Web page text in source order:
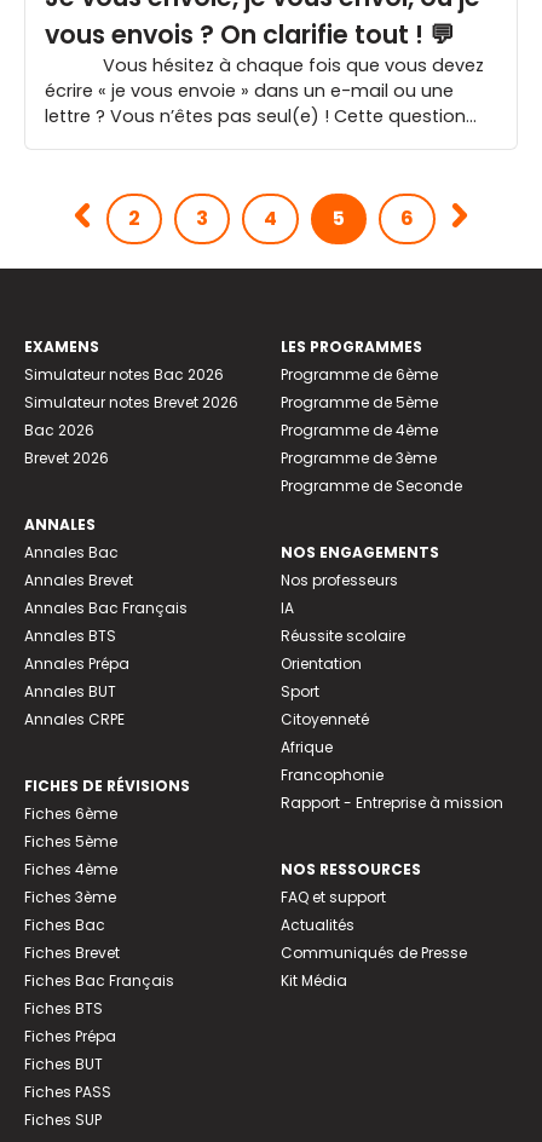
vous envois ? On clarifie tout ! 💬
Vous hésitez à chaque fois que vous devez
écrire « je vous envoie » dans un e-mail ou une
lettre ? Vous n’êtes pas seul(e) ! Cette question
pas, pour que vous ne doutiez plus […]
2 3 4 5 6
EXAMENS
Simulateur notes Bac 2026
Simulateur notes Brevet 2026
Bac 2026
Brevet 2026
ANNALES
Annales Bac
Annales Brevet
Annales Bac Français
Annales BTS
Annales Prépa
Annales BUT
Annales CRPE
FICHES DE RÉVISIONS
Fiches 6ème
Fiches 5ème
Fiches 4ème
Fiches 3ème
Fiches Bac
Fiches Brevet
Fiches Bac Français
Fiches BTS
Fiches Prépa
Fiches BUT
Fiches PASS
Fiches SUP
LES PROGRAMMES
Programme de 6ème
Programme de 5ème
Programme de 4ème
Programme de 3ème
Programme de Seconde
NOS ENGAGEMENTS
Nos professeurs
IA
Réussite scolaire
Orientation
Sport
Citoyenneté
Afrique
Francophonie
Rapport - Entreprise à mission
NOS RESSOURCES
FAQ et support
Actualités
Communiqués de Presse
Kit Média